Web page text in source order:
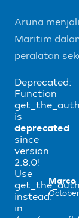
Aruna
Maritim
peralatan
Deprecated:
Function
is
deprecated
since
version
2.8.0!
Use
instead.
in
Marco